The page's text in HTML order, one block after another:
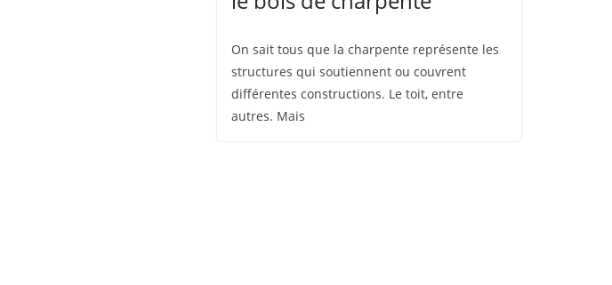
On sait tous que la charpente représente les
structures qui soutiennent ou couvrent
différentes constructions. Le toit, entre
autres. Mais